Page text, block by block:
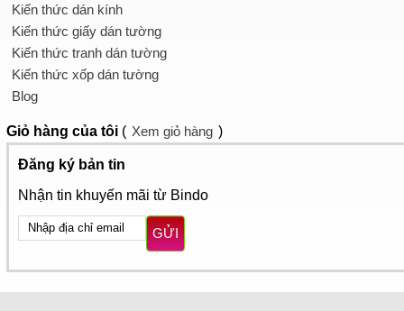
Kiến thức dán kính
Kiến thức giấy dán tường
Kiến thức tranh dán tường
Kiến thức xốp dán tường
Blog
Giỏ hàng của tôi ( Xem giỏ hàng )
Đăng ký bản tin
Nhận tin khuyến mãi từ Bindo
GỬI